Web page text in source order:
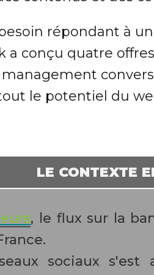
répondant à
a conçu quatre
le potentiel du
LE CONTEXTE
, le flux sur la
sociaux